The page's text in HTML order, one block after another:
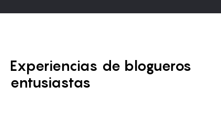
Experiencias de blogueros
entusiastas